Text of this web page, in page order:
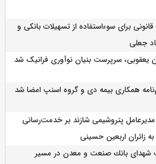
قانونی برای سوءاستفاده از تسهیلات بانکی و
جعلی
سرپرست بنیان نوآوری فرانیک شد
همکاری بیمه دی و گروه اسنپ امضا شد
مدیرعامل پتروشیمی شازند بر خدمت‌رسانی
زائران اربعین حسینی
شهدای بانك صنعت و معدن در مسیر